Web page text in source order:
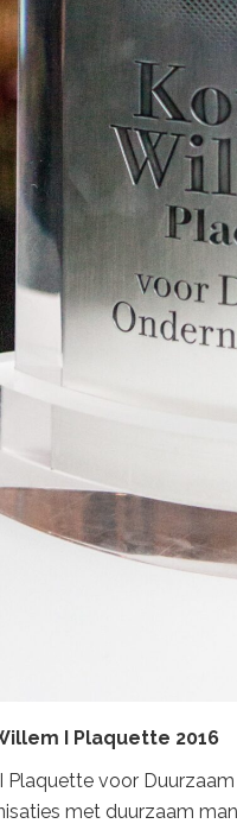
I Plaquette 2016
Plaquette voor
met duurzaam